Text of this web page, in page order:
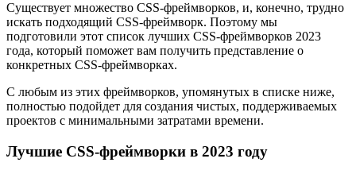
Существует множество CSS-фреймворков, и, конечно, трудно
искать подходящий CSS-фреймворк. Поэтому мы
подготовили этот список лучших CSS-фреймворков 2023
года, который поможет вам получить представление о
конкретных CSS-фреймворках.
С любым из этих фреймворков, упомянутых в списке ниже,
полностью подойдет для создания чистых, поддерживаемых
проектов с минимальными затратами времени.
Лучшие CSS-фреймворки в 2023 году